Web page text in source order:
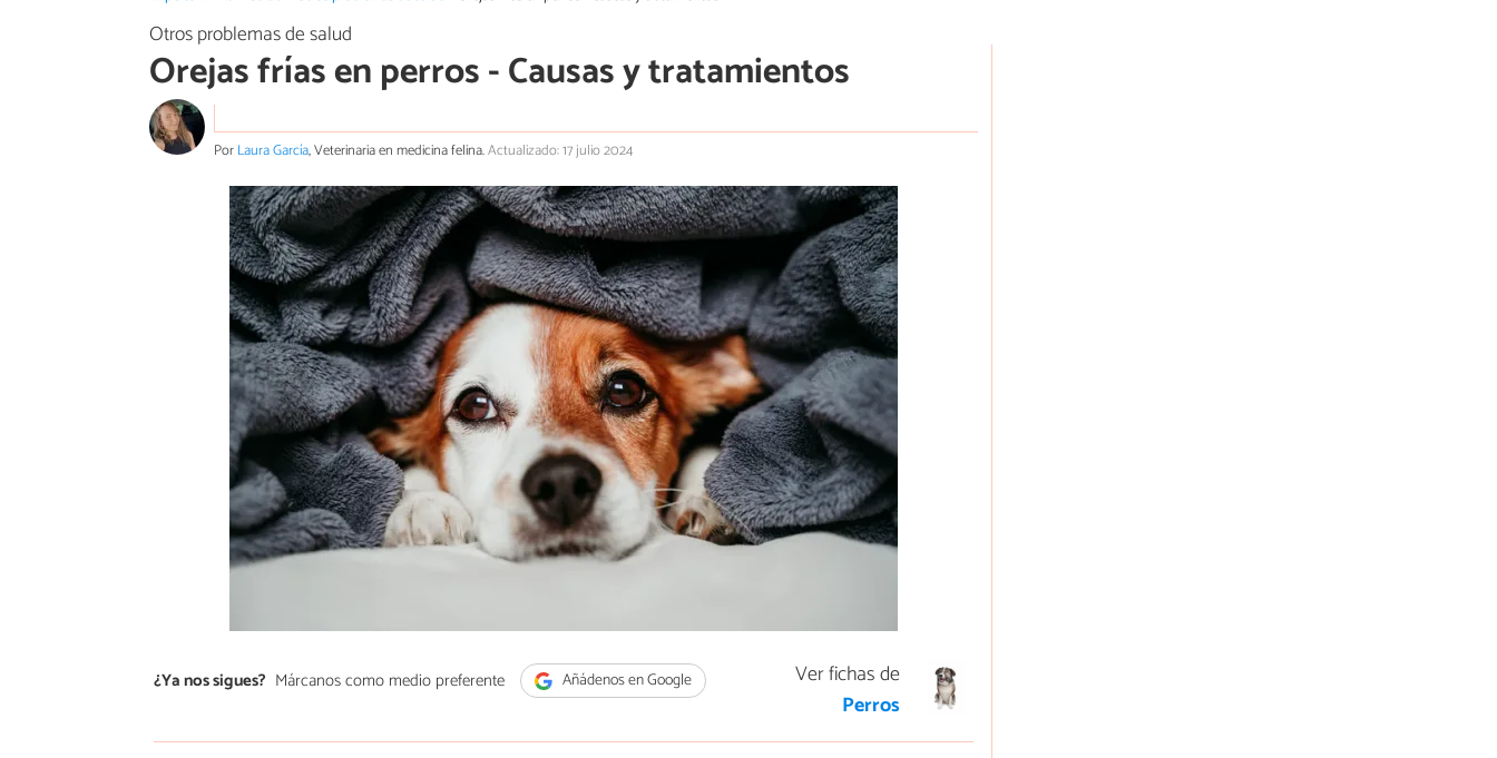
Otros problemas de salud
Orejas frías en perros - Causas y tratamientos
PorLaura García, Veterinaria en medicina felina.Actualizado: 17 julio 2024
¿Ya nos sigues? Márcanos como medio preferente Añádenos en Google
Ver fichas de
Perros